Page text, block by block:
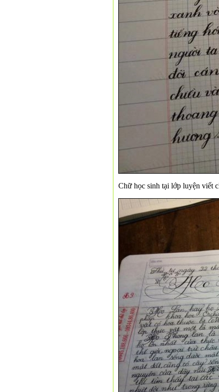
Chữ học sinh tại lớp luyện viết